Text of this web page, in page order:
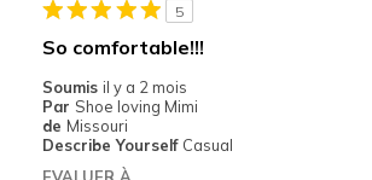
Going Out
Travel
Width
5
So comfortable!!!
Soumis il y a 2 mois
Par Shoe loving Mimi
de Missouri
Describe Yourself Casual
EVALUER À